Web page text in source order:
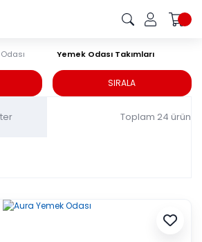
Yemek Odası Takımları
Takımları
SIRALA
Toplam 24 ürün